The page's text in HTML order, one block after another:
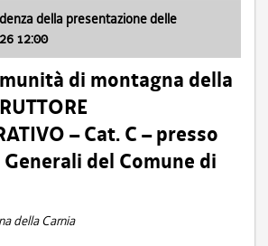
della presentazione delle
12:00
di montagna della
– Cat. C – presso
del Comune di
della Carnia